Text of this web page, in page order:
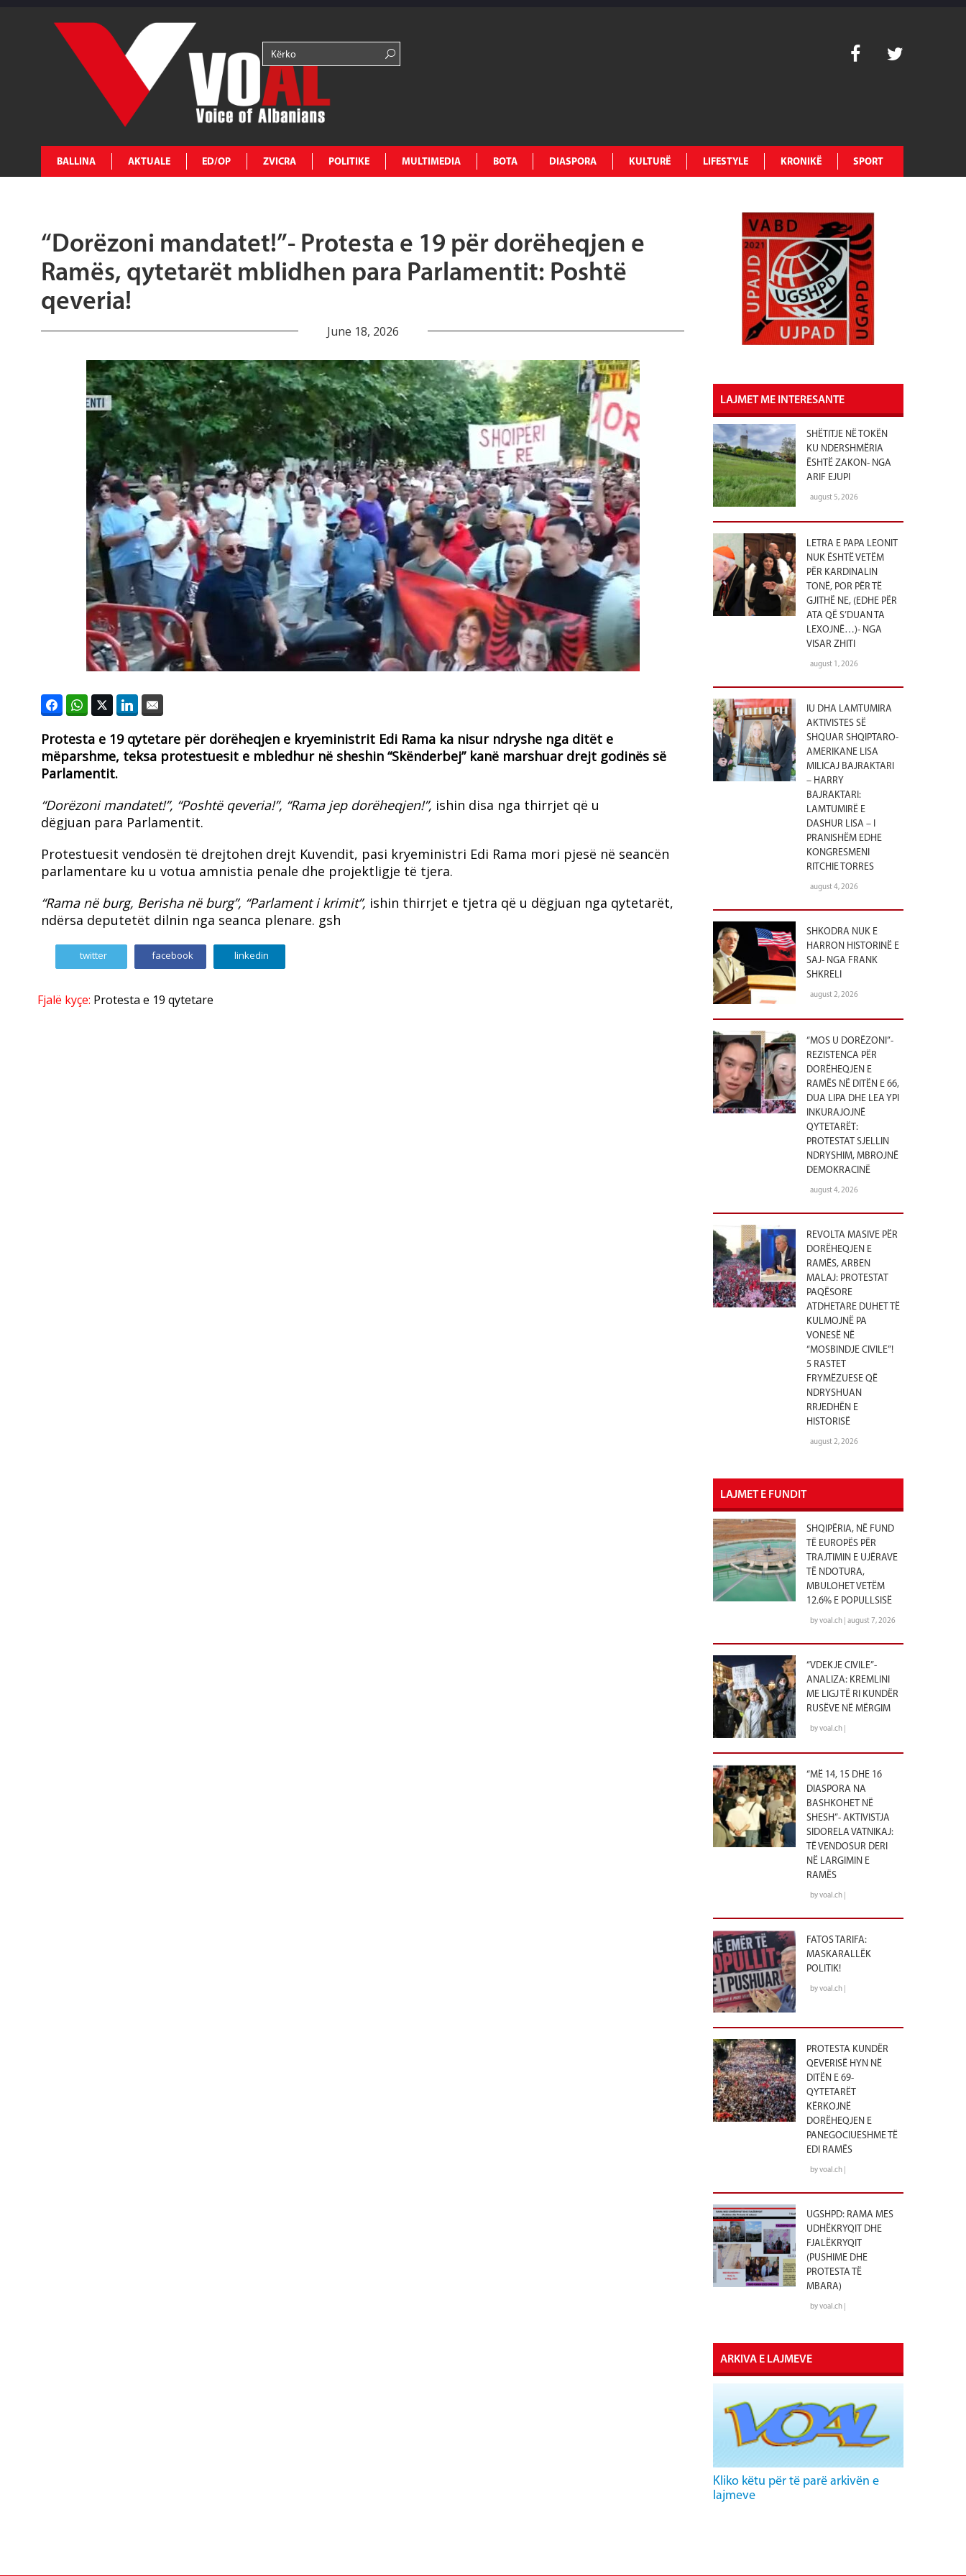
BALLINA AKTUALE ED/OP ZVICRA POLITIKE MULTIMEDIA BOTA DIASPORA KULTURË LIFESTYLE KRONIKË SPORT
“Dorëzoni mandatet!”- Protesta e 19 për dorëheqjen e
Ramës, qytetarët mblidhen para Parlamentit: Poshtë
qeveria!
June 18, 2026
Protesta e 19 qytetare për dorëheqjen e kryeministrit Edi Rama ka nisur ndryshe nga ditët e
mëparshme, teksa protestuesit e mbledhur në sheshin “Skënderbej” kanë marshuar drejt godinës së
Parlamentit.
“Dorëzoni mandatet!”, “Poshtë qeveria!”, “Rama jep dorëheqjen!”, ishin disa nga thirrjet që u
dëgjuan para Parlamentit.
Protestuesit vendosën të drejtohen drejt Kuvendit, pasi kryeministri Edi Rama mori pjesë në seancën
parlamentare ku u votua amnistia penale dhe projektligje të tjera.
“Rama në burg, Berisha në burg”, “Parlament i krimit”, ishin thirrjet e tjetra që u dëgjuan nga qytetarët,
ndërsa deputetët dilnin nga seanca plenare. gsh
twitter facebook linkedin
Fjalë kyçe: Protesta e 19 qytetare
LAJMET ME INTERESANTE
SHËTITJE NË TOKËN
KU NDERSHMËRIA
ËSHTË ZAKON- NGA
ARIF EJUPI
august 5, 2026
LETRA E PAPA LEONIT
NUK ËSHTË VETËM
PËR KARDINALIN
TONË, POR PËR TË
GJITHË NE, (EDHE PËR
ATA QË S’DUAN TA
LEXOJNË…)- NGA
VISAR ZHITI
august 1, 2026
IU DHA LAMTUMIRA
AKTIVISTES SË
SHQUAR SHQIPTARO-
AMERIKANE LISA
MILICAJ BAJRAKTARI
– HARRY
BAJRAKTARI:
LAMTUMIRË E
DASHUR LISA – I
PRANISHËM EDHE
KONGRESMENI
RITCHIE TORRES
august 4, 2026
SHKODRA NUK E
HARRON HISTORINË E
SAJ- NGA FRANK
SHKRELI
august 2, 2026
“MOS U DORËZONI”-
REZISTENCA PËR
DORËHEQJEN E
RAMËS NË DITËN E 66,
DUA LIPA DHE LEA YPI
INKURAJOJNË
QYTETARËT:
PROTESTAT SJELLIN
NDRYSHIM, MBROJNË
DEMOKRACINË
august 4, 2026
REVOLTA MASIVE PËR
DORËHEQJEN E
RAMËS, ARBEN
MALAJ: PROTESTAT
PAQËSORE
ATDHETARE DUHET TË
KULMOJNË PA
VONESË NË
“MOSBINDJE CIVILE”!
5 RASTET
FRYMËZUESE QË
NDRYSHUAN
RRJEDHËN E
HISTORISË
august 2, 2026
LAJMET E FUNDIT
SHQIPËRIA, NË FUND
TË EUROPËS PËR
TRAJTIMIN E UJËRAVE
TË NDOTURA,
MBULOHET VETËM
12.6% E POPULLSISË
by voal.ch | august 7, 2026
“VDEKJE CIVILE”-
ANALIZA: KREMLINI
ME LIGJ TË RI KUNDËR
RUSËVE NË MËRGIM
by voal.ch |
“MË 14, 15 DHE 16
DIASPORA NA
BASHKOHET NË
SHESH”- AKTIVISTJA
SIDORELA VATNIKAJ:
TË VENDOSUR DERI
NË LARGIMIN E
RAMËS
by voal.ch |
FATOS TARIFA:
MASKARALLËK
POLITIK!
by voal.ch |
PROTESTA KUNDËR
QEVERISË HYN NË
DITËN E 69-
QYTETARËT
KËRKOJNË
DORËHEQJEN E
PANEGOCIUESHME TË
EDI RAMËS
by voal.ch |
UGSHPD: RAMA MES
UDHËKRYQIT DHE
FJALËKRYQIT
(PUSHIME DHE
PROTESTA TË
MBARA)
by voal.ch |
ARKIVA E LAJMEVE
Kliko këtu për të parë arkivën e
lajmeve